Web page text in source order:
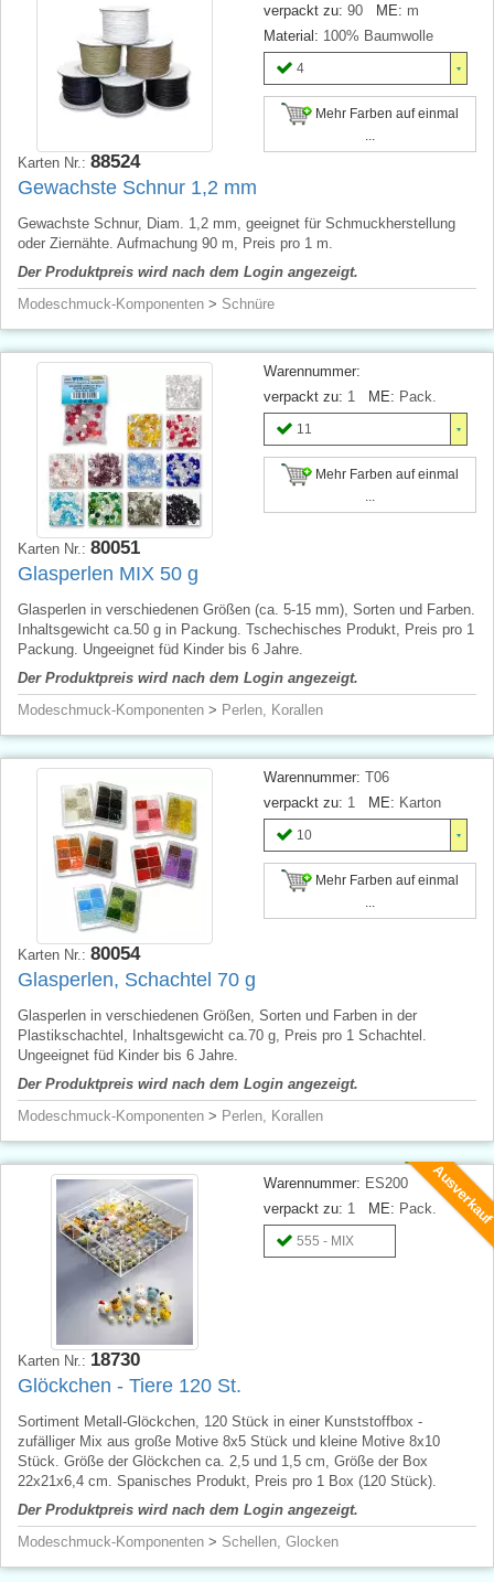
verpackt zu: 90 ME: m
Material: 100% Baumwolle
4
Mehr Farben auf einmal
Karten Nr.: 88524
Gewachste Schnur 1,2 mm
Gewachste Schnur, Diam. 1,2 mm, geeignet für Schmuckherstellung
oder Ziernähte. Aufmachung 90 m, Preis pro 1 m.
Der Produktpreis wird nach dem Login angezeigt.
Modeschmuck-Komponenten > Schnüre
Warennummer:
verpackt zu: 1 ME: Pack.
11
Mehr Farben auf einmal
Karten Nr.: 80051
Glasperlen MIX 50 g
Glasperlen in verschiedenen Größen (ca. 5-15 mm), Sorten und Farben.
Inhaltsgewicht ca.50 g in Packung. Tschechisches Produkt, Preis pro 1
Packung. Ungeeignet füd Kinder bis 6 Jahre.
Der Produktpreis wird nach dem Login angezeigt.
Modeschmuck-Komponenten > Perlen, Korallen
Warennummer: T06
verpackt zu: 1 ME: Karton
10
Mehr Farben auf einmal
Karten Nr.: 80054
Glasperlen, Schachtel 70 g
Glasperlen in verschiedenen Größen, Sorten und Farben in der
Plastikschachtel, Inhaltsgewicht ca.70 g, Preis pro 1 Schachtel.
Ungeeignet füd Kinder bis 6 Jahre.
Der Produktpreis wird nach dem Login angezeigt.
Modeschmuck-Komponenten > Perlen, Korallen
Warennummer: ES200
verpackt zu: 1 ME: Pack.
555 - MIX
Karten Nr.: 18730
Glöckchen - Tiere 120 St.
Sortiment Metall-Glöckchen, 120 Stück in einer Kunststoffbox -
zufälliger Mix aus große Motive 8x5 Stück und kleine Motive 8x10
Stück. Größe der Glöckchen ca. 2,5 und 1,5 cm, Größe der Box
22x21x6,4 cm. Spanisches Produkt, Preis pro 1 Box (120 Stück).
Der Produktpreis wird nach dem Login angezeigt.
Modeschmuck-Komponenten > Schellen, Glocken